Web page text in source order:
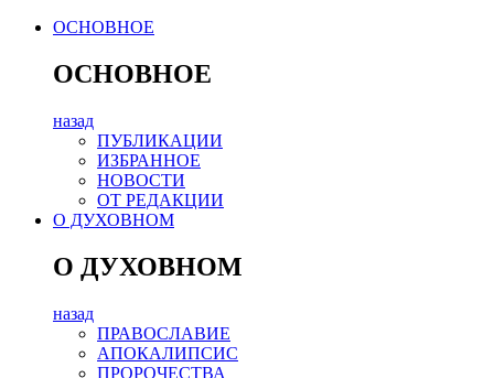
ОСНОВНОЕ
ОСНОВНОЕ
назад
ПУБЛИКАЦИИ
ИЗБРАННОЕ
НОВОСТИ
ОТ РЕДАКЦИИ
О ДУХОВНОМ
О ДУХОВНОМ
назад
ПРАВОСЛАВИЕ
АПОКАЛИПСИС
ПРОРОЧЕСТВА